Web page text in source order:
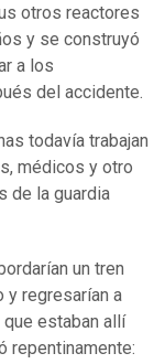
otros reactores
y se construyó
a los
del accidente.
todavía trabajan
médicos y otro
de la guardia
un tren
y regresarían a
estaban allí
repentinamente: